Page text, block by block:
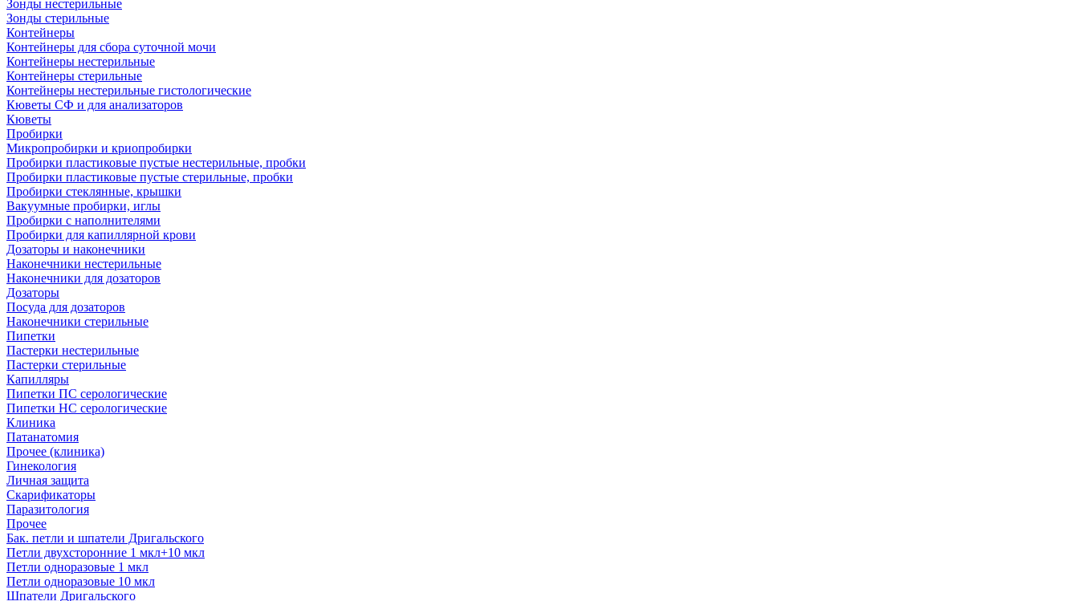
Зонды нестерильные
Зонды стерильные
Контейнеры
Контейнеры для сбора суточной мочи
Контейнеры нестерильные
Контейнеры стерильные
Контейнеры нестерильные гистологические
Кюветы СФ и для анализаторов
Кюветы
Пробирки
Микропробирки и криопробирки
Пробирки пластиковые пустые нестерильные, пробки
Пробирки пластиковые пустые стерильные, пробки
Пробирки стеклянные, крышки
Вакуумные пробирки, иглы
Пробирки с наполнителями
Пробирки для капиллярной крови
Дозаторы и наконечники
Наконечники нестерильные
Наконечники для дозаторов
Дозаторы
Посуда для дозаторов
Наконечники стерильные
Пипетки
Пастерки нестерильные
Пастерки стерильные
Капилляры
Пипетки ПС серологические
Пипетки НС серологические
Клиника
Патанатомия
Прочее (клиника)
Гинекология
Личная защита
Скарификаторы
Паразитология
Прочее
Бак. петли и шпатели Дригальского
Петли двухсторонние 1 мкл+10 мкл
Петли одноразовые 1 мкл
Петли одноразовые 10 мкл
Шпатели Дригальского